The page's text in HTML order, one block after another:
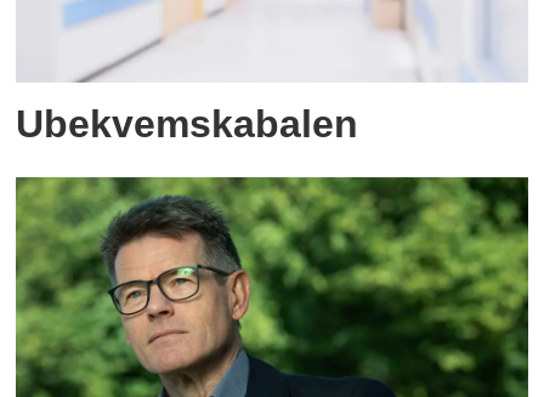
Ubekvemskabalen